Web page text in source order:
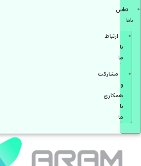
تماس
با ما
ارتباط
با
ما
مشاركت
و
همكاری
با
ما